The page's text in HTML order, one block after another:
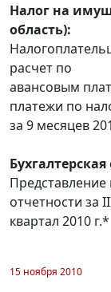
Налог на
область):
расчет по
авансовым
платежи по
за 9 месяцев
Представление
отчетности за
квартал 2010 г.*
15 ноября 2010